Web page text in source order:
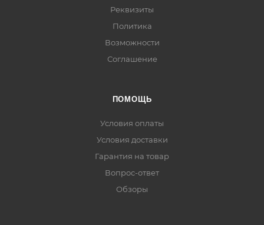
Реквизиты
Политика
Возможности
Соглашение
ПОМОЩЬ
Условия оплаты
Условия доставки
Гарантия на товар
Вопрос-ответ
Обзоры